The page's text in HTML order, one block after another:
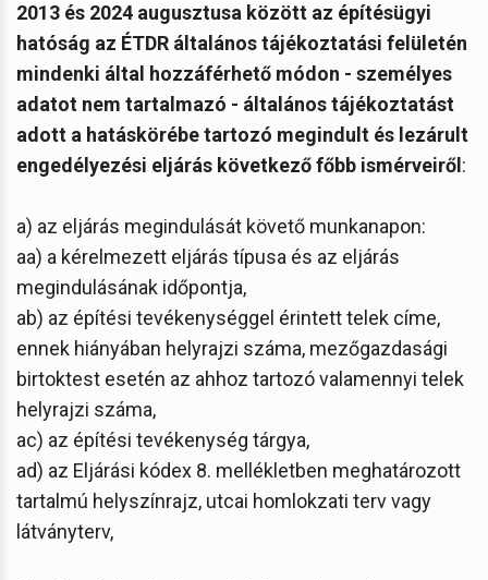
2013 és 2024 augusztusa között az építésügyi
hatóság az ÉTDR általános tájékoztatási felületén
mindenki által hozzáférhető módon - személyes
adatot nem tartalmazó - általános tájékoztatást
adott a hatáskörébe tartozó megindult és lezárult
engedélyezési eljárás következő főbb ismérveiről :
a) az eljárás megindulását követő munkanapon:
aa) a kérelmezett eljárás típusa és az eljárás
megindulásának időpontja,
ab) az építési tevékenységgel érintett telek címe,
ennek hiányában helyrajzi száma, mezőgazdasági
birtoktest esetén az ahhoz tartozó valamennyi telek
helyrajzi száma,
ac) az építési tevékenység tárgya,
ad) az Eljárási kódex 8. mellékletben meghatározott
tartalmú helyszínrajz, utcai homlokzati terv vagy
látványterv,